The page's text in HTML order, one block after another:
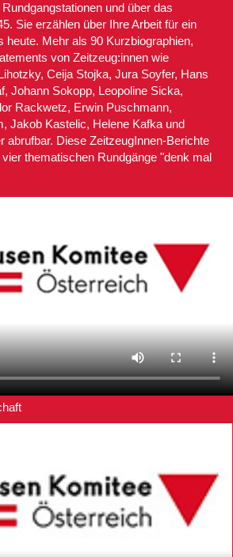
und über das
Sie erzählen über Ihre Arbeit für ein
heute. Mehr als 90 Kurzbiographien,
von Zeitzeug:innen wie
Ceija Stojka, Jura Soyfer, Hans
Johann Sokopp, Leopoline Sicka,
Rackwetz, Erwin Puschmann,
Jakob Kastelic, Helene Kafka und
abrufbar. Diese ZeitzeugInnen-Berichte
thematischen Rundgänge "denk mal